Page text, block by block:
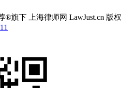
®旗下 上海律师网 LawJust.cn 版权